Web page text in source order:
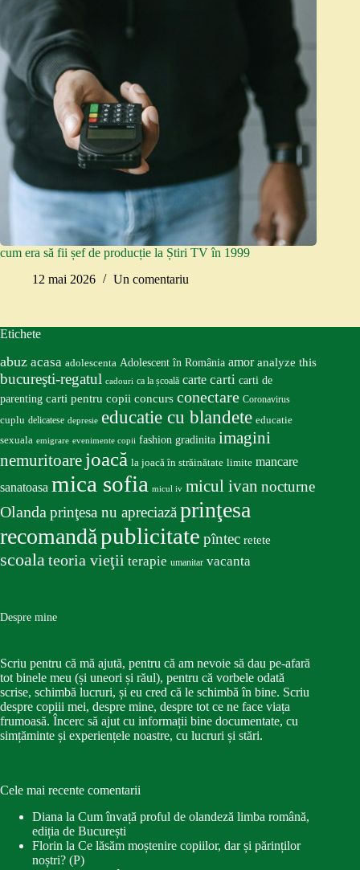
cum era să fii șef de producție la Știri TV în 1999
12 mai 2026
Un comentariu
Etichete
abuz acasa adolescenta Adolescent în România amor analyze this
bucureşti-regatul cadouri ca la școală carte carti carti de
parenting carti pentru copii concurs conectare Coronavirus
cuplu delicatese depresie educatie cu blandete educatie
sexuala emigrare evenimente copii fashion gradinita imagini
nemuritoare joacă la joacă în străinătate limite mancare
sanatoasa mica sofia micul iv micul ivan nocturne
Olandaprinţesa nu apreciazăprinţesa
recomandăpublicitate pîntec retete
scoalateoria vieţii terapie umanitar vacanta
Despre mine
Scriu pentru că mă ajută, pentru că am nevoie să dau pe-afară
tot binele meu (și uneori și răul), pentru că vorbele odată
scrise, schimbă lucruri, și eu cred că le schimbă în bine. Scriu
despre copiii mei, despre mine, despre tot ce ne face viața
frumoasă. Încerc să ajut cu informații bine documentate, cu
simțăminte și experiențele noastre, cu lucruri și stări.
Cele mai recente comentarii
Diana la Cum învață proful de olandeză limba română,
ediția de București
Florin la Ce lăsăm moștenire copiilor, dar și părinților
noștri? (P)